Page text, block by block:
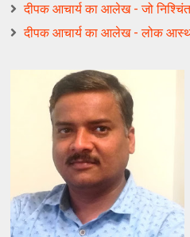
दीपक आचार्य का आलेख - जो
दीपक आचार्य का आलेख - लोक आस्था